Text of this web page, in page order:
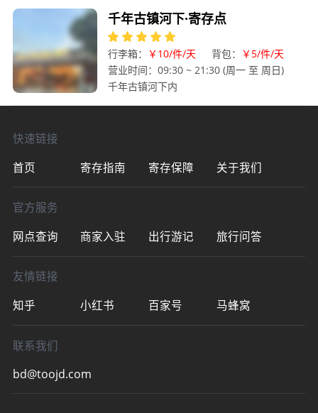
千年古镇河下·寄存点
行李箱： ￥10/件/天 背包：
￥5/件/天
营业时间：09:30 ~ 21:30 (周一 至 周日)
千年古镇河下内
快速链接
首页
寄存指南 寄存保障 关于我们
官方服务
网点查询
商家入驻 出行游记 旅行问答
友情链接
知乎
小红书 百家号 马蜂窝
联系我们
bd@toojd.com